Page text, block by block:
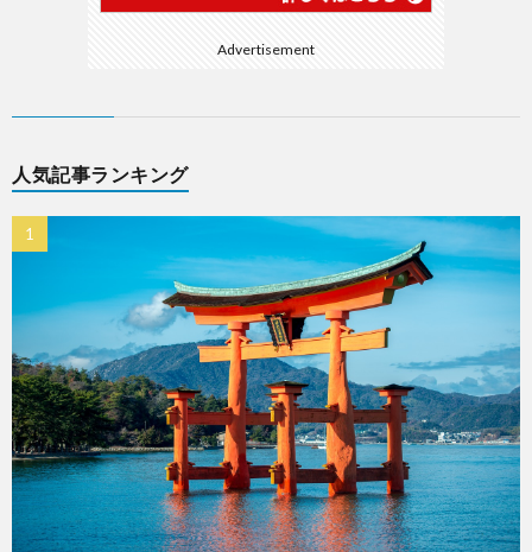
Advertisement
人気記事ランキング